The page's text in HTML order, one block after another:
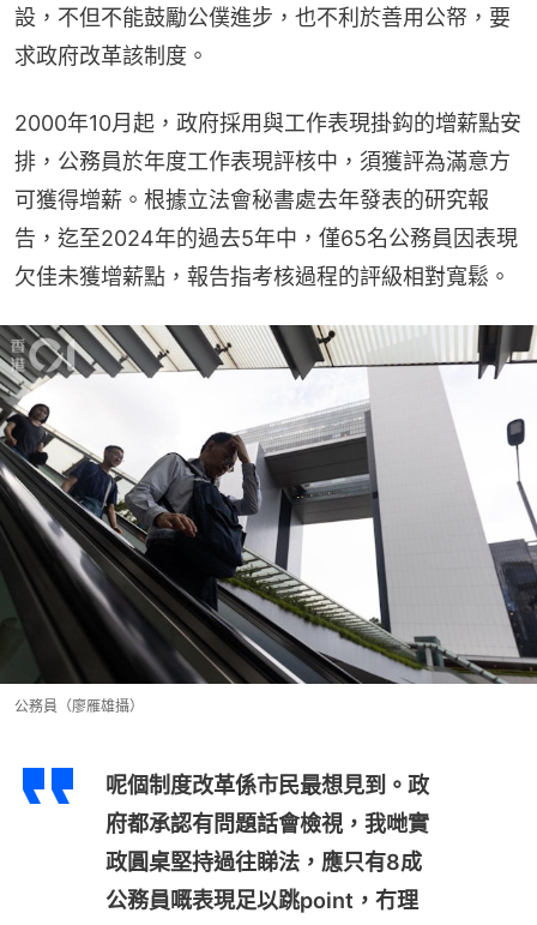
設，不但不能鼓勵公僕進步，也不利於善用公帑，要
求政府改革該制度。
2000年10月起，政府採用與工作表現掛鈎的增薪點安
排，公務員於年度工作表現評核中，須獲評為滿意方
可獲得增薪。根據立法會秘書處去年發表的研究報
告，迄至2024年的過去5年中，僅65名公務員因表現
欠佳未獲增薪點，報告指考核過程的評級相對寬鬆。
公務員（廖雁雄攝）
呢個制度改革係市民最想見到。政
府都承認有問題話會檢視，我哋實
政圓桌堅持過往睇法，應只有8成
公務員嘅表現足以跳point，冇理